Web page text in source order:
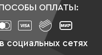
ОПЛАТЫ:
социальных сетях